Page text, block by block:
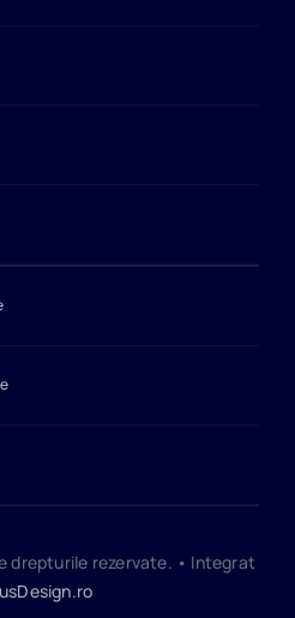
drepturile rezervate. • Integrat